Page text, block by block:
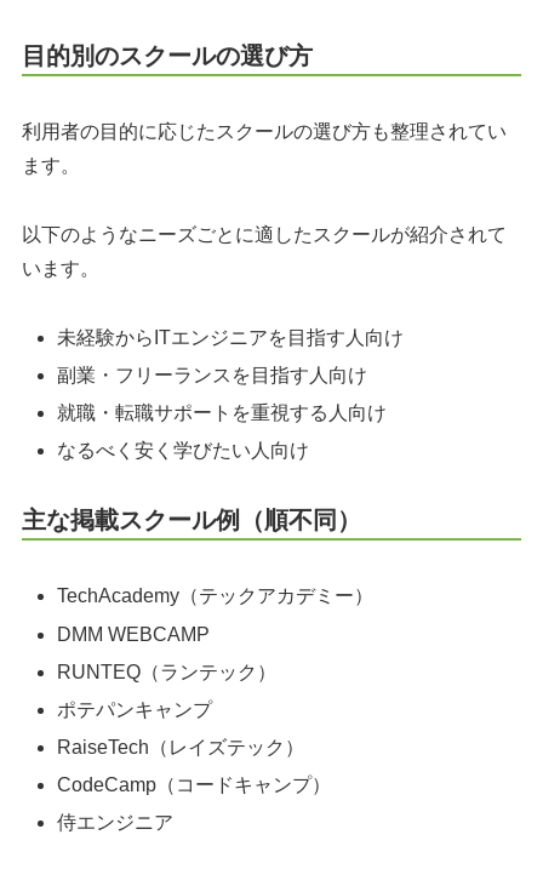
目的別のスクールの選び方
利用者の目的に応じたスクールの選び方も整理されてい
ます。
以下のようなニーズごとに適したスクールが紹介されて
います。
未経験からITエンジニアを目指す人向け
副業・フリーランスを目指す人向け
就職・転職サポートを重視する人向け
なるべく安く学びたい人向け
主な掲載スクール例（順不同）
TechAcademy（テックアカデミー）
DMM WEBCAMP
RUNTEQ（ランテック）
ポテパンキャンプ
RaiseTech（レイズテック）
CodeCamp（コードキャンプ）
侍エンジニア